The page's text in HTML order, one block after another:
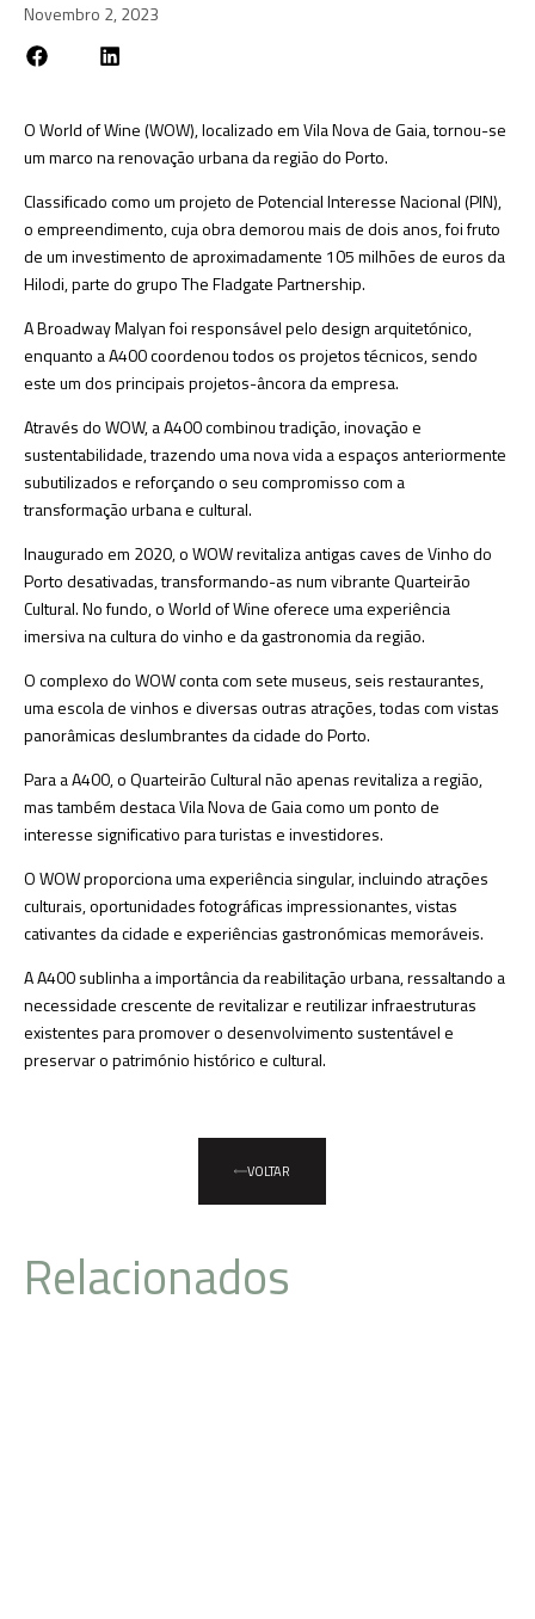
Novembro 2, 2023
O World of Wine (WOW), localizado em Vila Nova de Gaia, tornou-se
um marco na renovação urbana da região do Porto.
Classificado como um projeto de Potencial Interesse Nacional (PIN),
o empreendimento, cuja obra demorou mais de dois anos, foi fruto
de um investimento de aproximadamente 105 milhões de euros da
Hilodi, parte do grupo The Fladgate Partnership.
A Broadway Malyan foi responsável pelo design arquitetónico,
enquanto a A400 coordenou todos os projetos técnicos, sendo
este um dos principais projetos-âncora da empresa.
Através do WOW, a A400 combinou tradição, inovação e
sustentabilidade, trazendo uma nova vida a espaços anteriormente
subutilizados e reforçando o seu compromisso com a
transformação urbana e cultural.
Inaugurado em 2020, o WOW revitaliza antigas caves de Vinho do
Porto desativadas, transformando-as num vibrante Quarteirão
Cultural. No fundo, o World of Wine oferece uma experiência
imersiva na cultura do vinho e da gastronomia da região.
O complexo do WOW conta com sete museus, seis restaurantes,
uma escola de vinhos e diversas outras atrações, todas com vistas
panorâmicas deslumbrantes da cidade do Porto.
Para a A400, o Quarteirão Cultural não apenas revitaliza a região,
mas também destaca Vila Nova de Gaia como um ponto de
interesse significativo para turistas e investidores.
O WOW proporciona uma experiência singular, incluindo atrações
culturais, oportunidades fotográficas impressionantes, vistas
cativantes da cidade e experiências gastronómicas memoráveis.
A A400 sublinha a importância da reabilitação urbana, ressaltando a
necessidade crescente de revitalizar e reutilizar infraestruturas
existentes para promover o desenvolvimento sustentável e
preservar o património histórico e cultural.
VOLTAR
Relacionados